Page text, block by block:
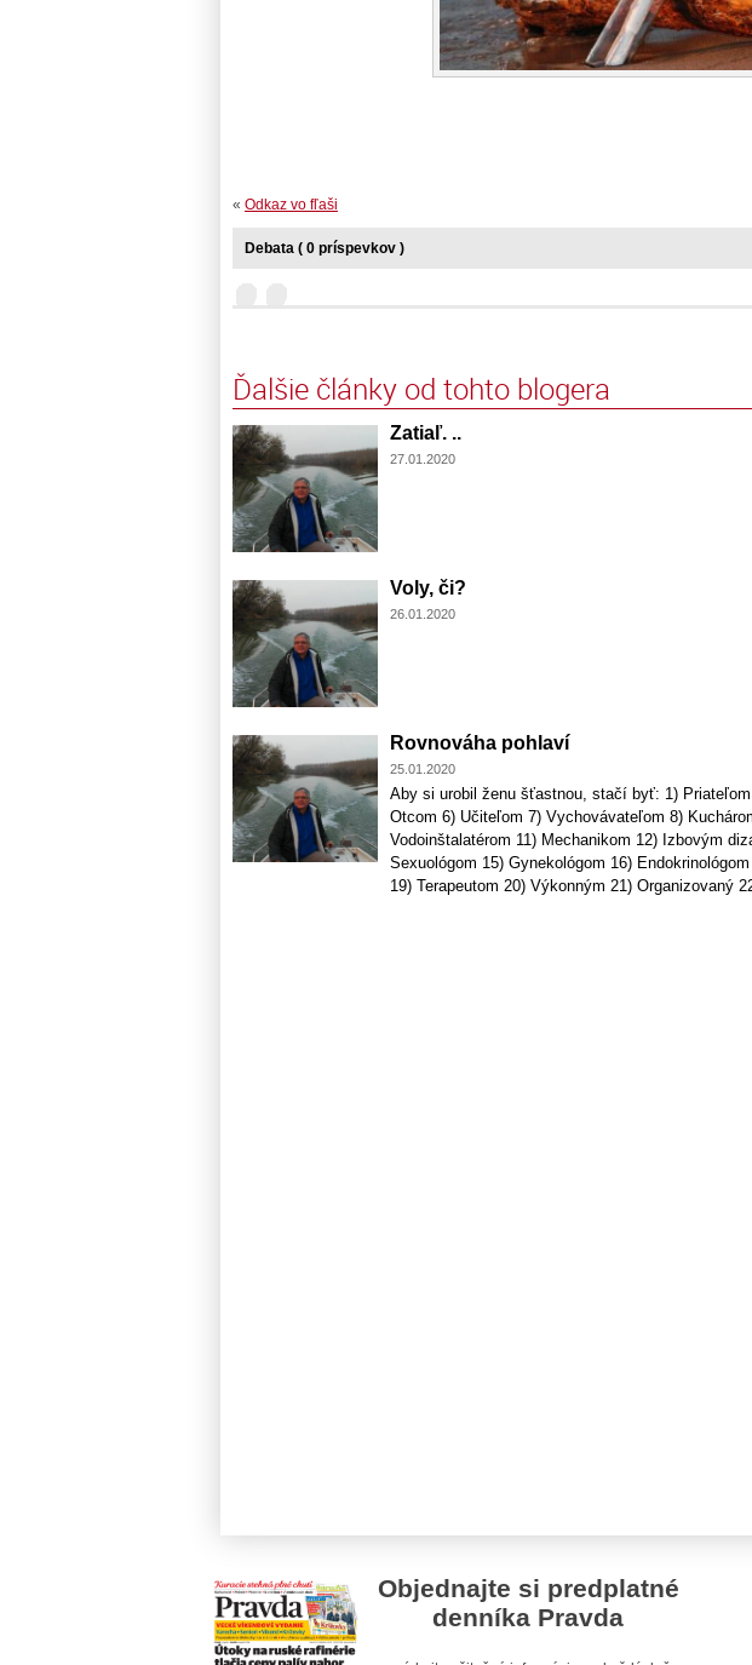
« Odkaz vo fľaši
Debata ( 0 príspevkov )
Ďalšie články od tohto blogera
Zatiaľ. ..
27.01.2020
Voly, či?
26.01.2020
Rovnováha pohlaví
25.01.2020
Aby si urobil ženu šťastnou, stačí byť: 1)
Otcom 6) Učiteľom 7) Vychovávateľom 8)
Vodoinštalatérom 11) Mechanikom 12) Izbovým
Sexuológom 15) Gynekológom 16)
19) Terapeutom 20) Výkonným 21) Organizovaný
Objednajte si predplatné
denníka Pravda